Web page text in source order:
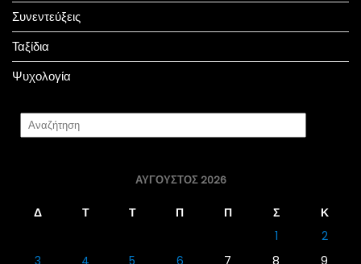
Συνεντεύξεις
Ταξίδια
Ψυχολογία
ΑΎΓΟΥΣΤΟΣ 2026
Δ Τ Τ Π Π Σ
Κ
1
2